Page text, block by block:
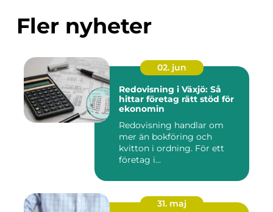
Fler nyheter
02. jun
Redovisning i Växjö: Så
hittar företag rätt stöd för
ekonomin
Redovisning handlar om
mer än bokföring och
kvitton i ordning. För ett
företag i...
31. maj